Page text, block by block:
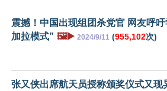
震撼！中国出现组团杀党官 网友呼吁
加拉模式” 🖼️▶️ 2024/9/11 (955,102次)
张又侠出席航天员授称颁奖仪式又现